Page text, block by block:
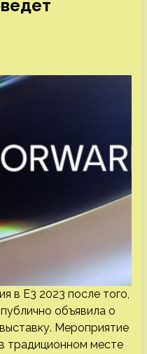
в E3 2023 после того,
объявила о
Мероприятие
традиционном месте